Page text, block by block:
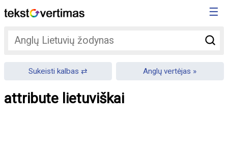
☰
Sukeisti kalbas Anglų vertėjas
attribute lietuviškai